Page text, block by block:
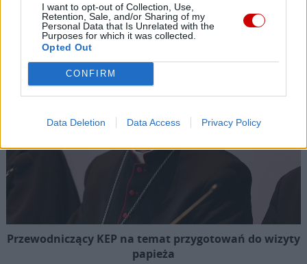
I want to opt-out of Collection, Use,
Retention, Sale, and/or Sharing of my
Personal Data that Is Unrelated with the
Purposes for which it was collected.
Opted Out
CONFIRM
Data Deletion Data Access Privacy Policy
Kard. Sarah: Obrzędów nie można arbitralnie znosić
Przewodniczący KEP na temat przygotowań do wizyty
papieża